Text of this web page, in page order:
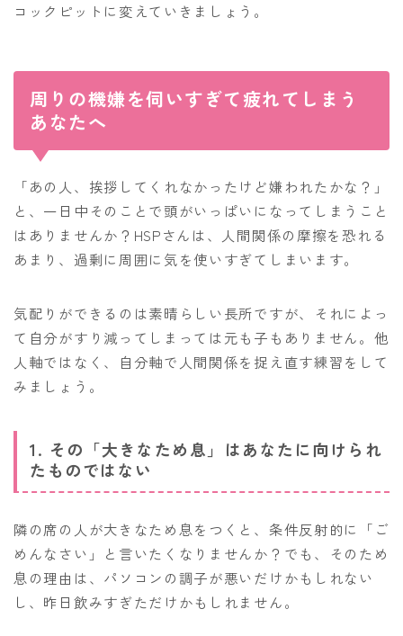
コックピットに変えていきましょう。
周りの機嫌を伺いすぎて疲れてしまう
あなたへ
「あの人、挨拶してくれなかったけど嫌われたかな？」
と、一日中そのことで頭がいっぱいになってしまうこと
はありませんか？HSPさんは、人間関係の摩擦を恐れる
あまり、過剰に周囲に気を使いすぎてしまいます。
気配りができるのは素晴らしい長所ですが、それによっ
て自分がすり減ってしまっては元も子もありません。他
人軸ではなく、自分軸で人間関係を捉え直す練習をして
みましょう。
1. その「大きなため息」はあなたに向けられ
たものではない
隣の席の人が大きなため息をつくと、条件反射的に「ご
めんなさい」と言いたくなりませんか？でも、そのため
息の理由は、パソコンの調子が悪いだけかもしれない
し、昨日飲みすぎただけかもしれません。